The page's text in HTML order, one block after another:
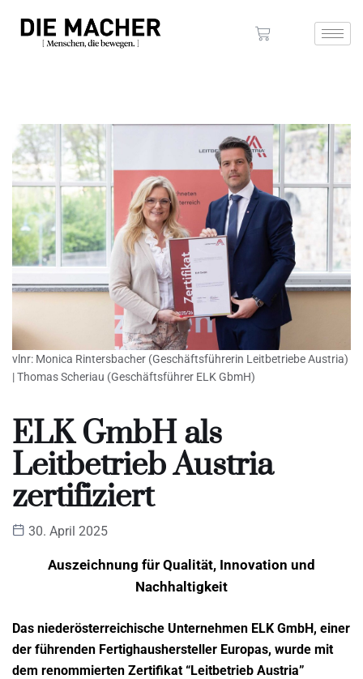
vlnr: Monica Rintersbacher (Geschäftsführerin Leitbetriebe Austria)
| Thomas Scheriau (Geschäftsführer ELK GbmH)
ELK GmbH als
Leitbetrieb Austria
zertifiziert
30. April 2025
Auszeichnung für Qualität, Innovation und
Nachhaltigkeit
Das niederösterreichische Unternehmen ELK GmbH, einer
der führenden Fertighaushersteller Europas, wurde mit
dem renommierten Zertifikat “Leitbetrieb Austria”